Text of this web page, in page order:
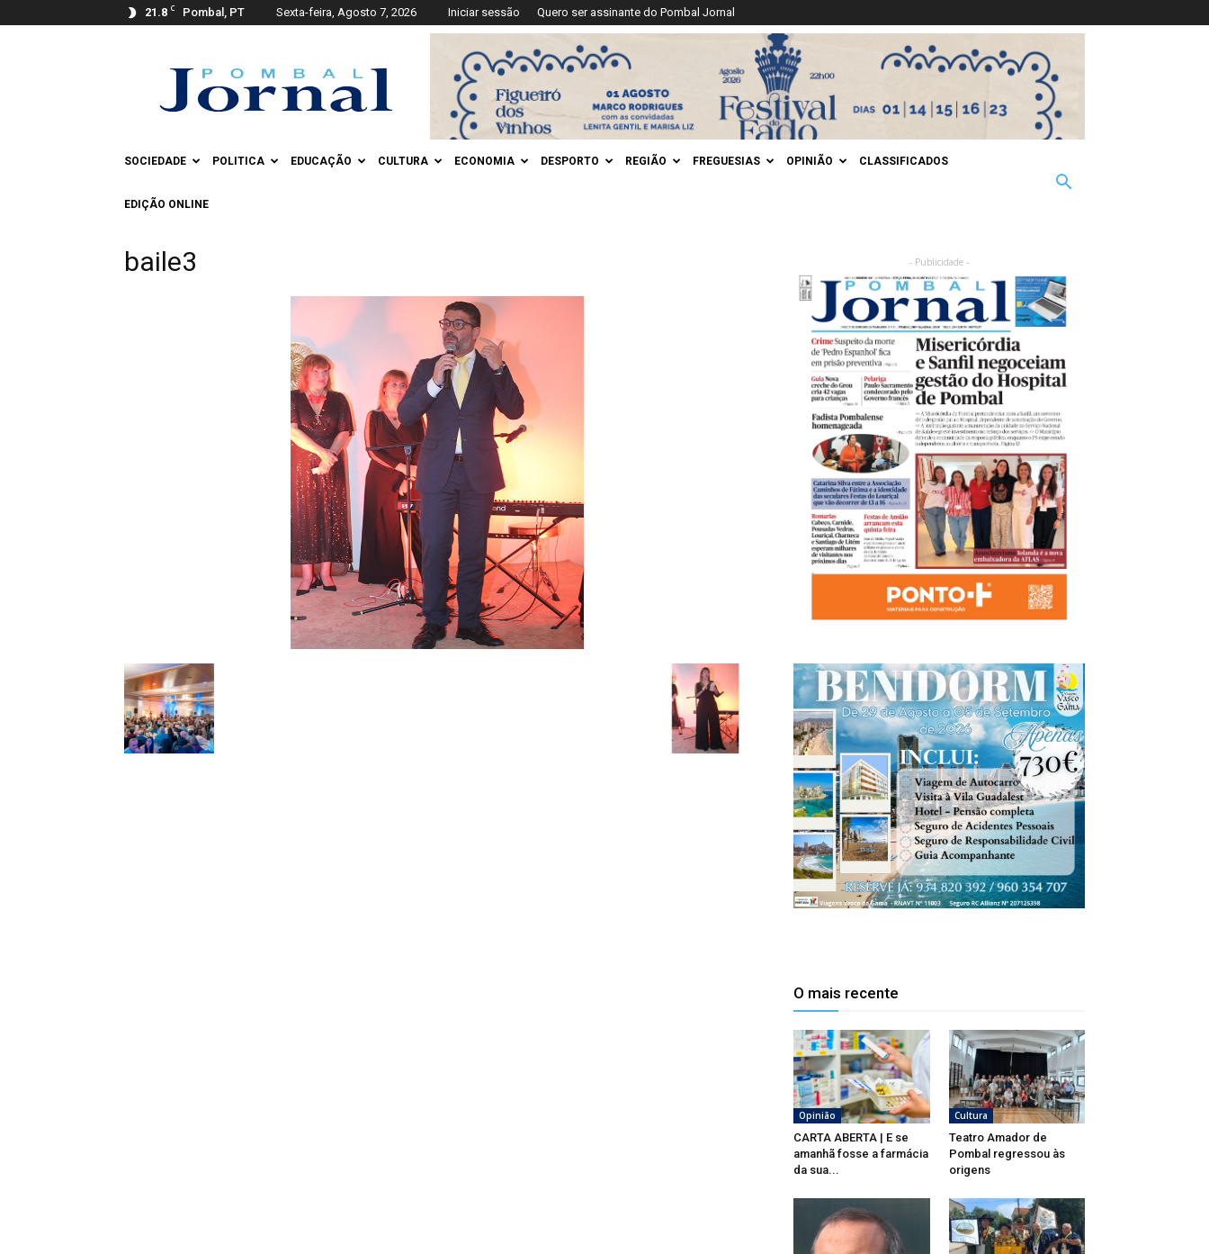
21.8 C Pombal, PT Sexta-feira, Agosto 7, 2026 Iniciar sessão Quero ser assinante do Pombal Jornal
Jornal
SOCIEDADE POLITICA EDUCAÇÃO CULTURA ECONOMIA DESPORTO REGIÃO FREGUESIAS OPINIÃO CLASSIFICADOS
EDIÇÃO ONLINE
baile3 - Publicidade -
O mais recente
Opinião
CARTA ABERTA | E se
amanhã fosse a farmácia
da sua...
Cultura
Teatro Amador de
Pombal regressou às
origens